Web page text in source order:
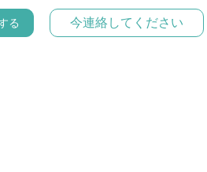
る 今連絡してください